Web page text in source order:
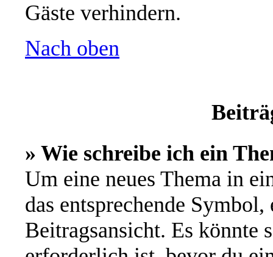
Gäste verhindern.
Nach oben
» Wie schreibe ich ein
Um eine neues Thema in
das entsprechende
Beitragsansicht. Es könnte